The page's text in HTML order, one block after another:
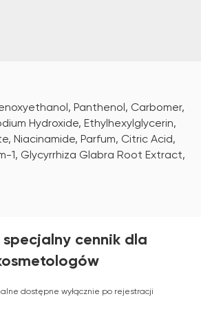
Panthenol, Carbomer,
Hydroxide, Ethylhexylglycerin,
Niacinamide, Parfum, Citric Acid,
1, Glycyrrhiza Glabra Root Extract,
specjalny cennik dla
dostępne wyłącznie po rejestracji